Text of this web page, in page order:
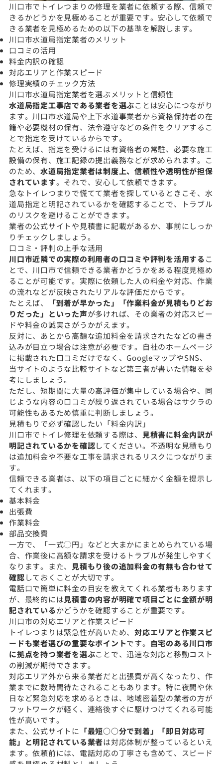
川口市でトイレつまりの修理を業者に依頼する際、信頼で
きるかどうかを見極めることが重要です。安心して依頼で
きる業者を見極めるための以下の基準を解説します。
川口市水道局指定業者のメリット
口コミの活用
料金内訳の確認
対応エリアと作業スピード
修理実績のチェック方法
川口市水道局指定業者を選ぶメリットと信頼性
水道局指定工事店である業者を選ぶことは安心につながり
ます。川口市水道局や上下水道事業者から資格保持者の在
籍や必要機材の保有、法令遵守などの条件をクリアするこ
とで指定を受けているからです。
たとえば、指定を受けるには有資格者の常駐、必要な施工
設備の保有、施工記録の提出義務などが求められます。こ
のため、 水道局指定業者は制度上、信頼性や透明性が担保
されています。それで、安心して依頼できます。
急なトイレつまりで慌てて業者を探しているときこそ、水
道局指定と明記されているかを確認することで、トラブル
のリスクを避けることができます。
業者の公式サイトや見積書に記載があるか、事前にしっか
りチェックしましょう。
口コミ・評判の上手な活用
川口市近隣での実際の利用者の口コミや評判を活用するこ
とで、川口市で信頼できる業者かどうかをある程度見極め
ることが可能です。実際に依頼した人の料金や対応、作業
の流れなどが反映されたリアルな評価だからです。
たとえば、
「到着が早かった」「作業料金が見積もりどお
りだった」といった声が多ければ、その業者の対応スピー
ドや料金の誠実さがうかがえます。
反対に、あとから高額な追加料金を請求されたなどの書き
込みが目立つ場合は注意が必要です。自社のホームページ
に掲載された口コミだけでなく、GoogleマップやSNS、
当サイトのような比較サイトなど第三者が書いた情報を参
考にしましょう。
ただし、短期間に大量の高評価が集中している場合や、同
じような内容の口コミが繰り返されている場合はサクラの
可能性もあるため慎重に判断しましょう。
見積もりで必ず確認したい「料金内訳」
川口市でトイレ修理を依頼する際は、
見積書に料金内訳が
明記されているかを確認してください。不透明な見積もり
は追加料金や不要な工事を請求されるリスクにつながりま
す。
信頼できる業者は、以下の項目ごとに細かく金額を提示し
てくれます。
基本料金
出張費
作業料金
部品交換費
一方で、「一式◯円」などと大まかにまとめられている場
合、作業後に高額な請求を受けるトラブルが発生しやすく
なります。また、 見積もり後の追加料金の有無も合わせて
確認しておくことが大切です。
電話口で簡単に料金の目安を教えてくれる業者もあります
が、最終的には見積書の内容が明確で項目ごとに金額が明
記されているかどうかを確認することが重要です。
川口市の対応エリアと作業スピード
トイレつまりは緊急性が高いため、 対応エリアと作業スピ
ードも業者選びの重要なポイントです。 自宅のある川口市
に拠点を持つ業者を選ぶことで、迅速な対応と移動コスト
の削減が期待できます。
対応エリア外から来る業者だと出張費が高くなったり、作
業までに数時間待たされることもあります。特に夜間や休
日など緊急対応を求めるときは、地域密着型の業者の方が
フットワークが軽く、連絡後すぐに駆けつけてくれる可能
性が高いです。
また、公式サイトに 「最短○○分で到着」「即日対応可
能」と明記されている業者は対応体制が整っているといえ
ます。依頼前には、電話対応の丁寧さも含めて、スピード